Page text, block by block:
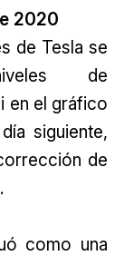
2020
de Tesla se
de
en el gráfico
siguiente,
de
como una